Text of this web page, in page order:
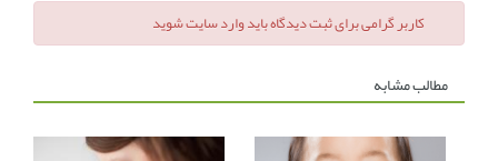
کاربر گرامی برای ثبت دیدگاه باید وارد سایت شوید
مطالب مشابه